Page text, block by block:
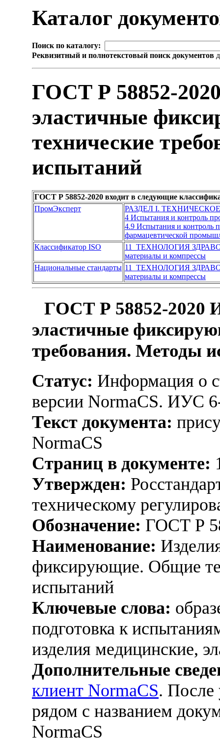
Каталог
Поиск по каталогу:
Реквизитный и полнотекстовый поиск документов
ГОСТ Р 58852-
эластичные
технические
испытаний
ГОСТ Р 58852-2020 входит в следующие
ПромЭксперт
РАЗДЕЛ I.
4 Испытания и контроль
4.9 Испытания и контроль
фармацевтической
Классификатор ISO
11 ТЕХНОЛОГИЯ
материалы и компрессы
Национальные стандарты 11 ТЕХНОЛОГИЯ
материалы и компрессы
ГОСТ Р 58852-2020
эластичные
требования. Методы
Статус: Информация о
версии NormaCS. ИУС
Текст документа:
NormaCS
Страниц в документе:
Утвержден:
техническому
Обозначение: ГОСТ Р
Наименование:
фиксирующие. Общие
испытаний
Ключевые слова:
подготовка к
изделия медицинские,
Дополнительные
клиент NormaCS. После
рядом с названием
NormaCS